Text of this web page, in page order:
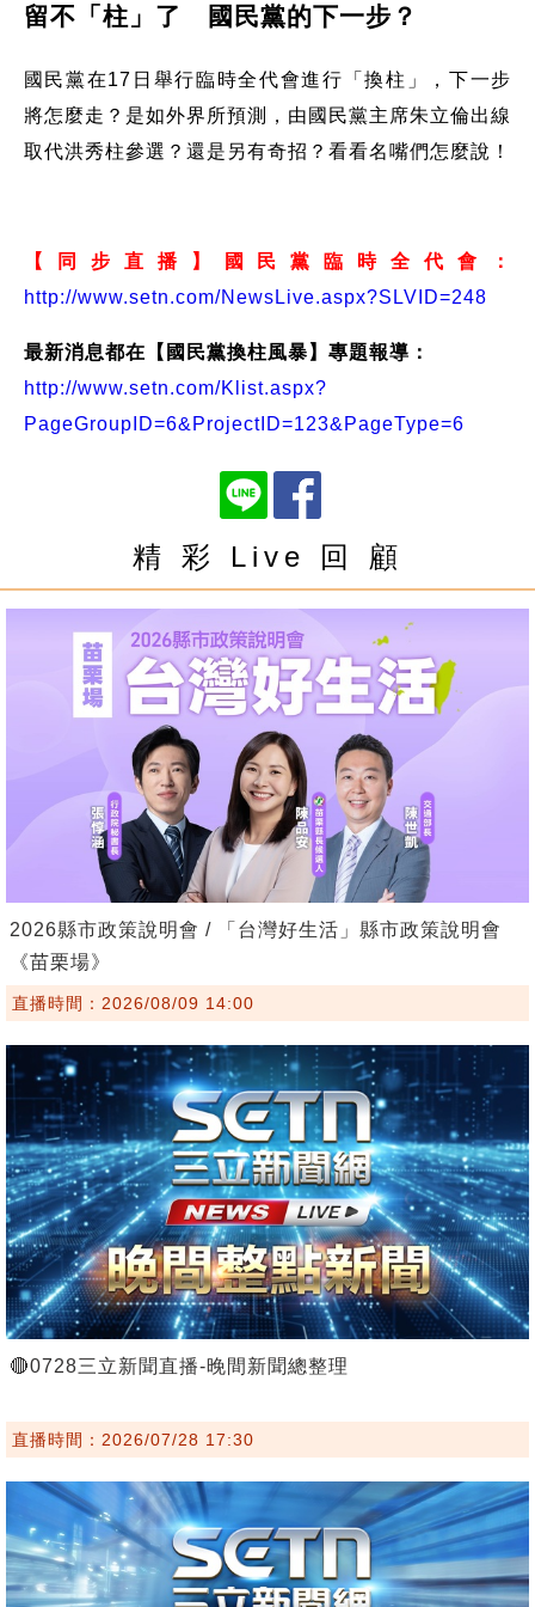
留不「柱」了 國民黨的下一步？
國民黨在17日舉行臨時全代會進行「換柱」，下一步
將怎麼走？是如外界所預測，由國民黨主席朱立倫出線
取代洪秀柱參選？還是另有奇招？看看名嘴們怎麼說！
【同步直播】國民黨臨時全代會：
http://www.setn.com/NewsLive.aspx?SLVID=248
最新消息都在【國民黨換柱風暴】專題報導：
http://www.setn.com/Klist.aspx?
PageGroupID=6&ProjectID=123&PageType=6
精 彩 Live 回 顧
2026縣市政策說明會 / 「台灣好生活」縣市政策說明會
《苗栗場》
直播時間：2026/08/09 14:00
🔴0728三立新聞直播-晚間新聞總整理
直播時間：2026/07/28 17:30